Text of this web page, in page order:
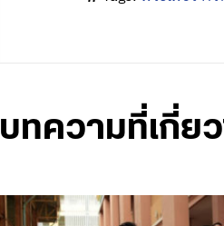
บทความที่เกี่ย